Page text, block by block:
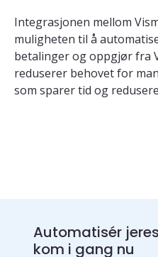
Integrasjonen mellom
muligheten til å
betalinger og oppgjør fra
reduserer behovet for
som sparer tid og
Automatisér
kom i gang nu